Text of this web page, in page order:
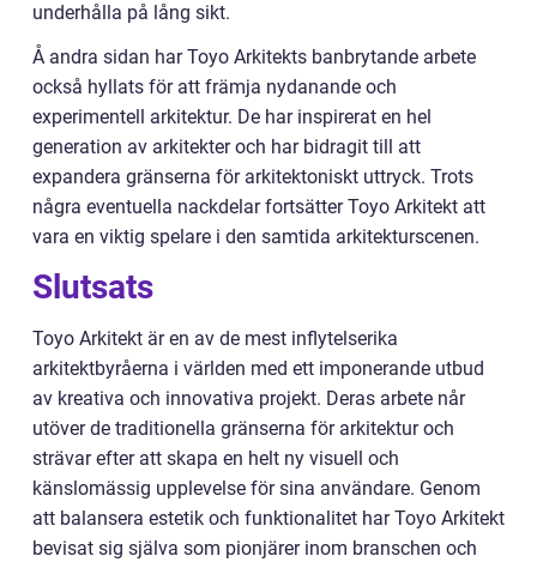
underhålla på lång sikt.
Å andra sidan har Toyo Arkitekts banbrytande arbete
också hyllats för att främja nydanande och
experimentell arkitektur. De har inspirerat en hel
generation av arkitekter och har bidragit till att
expandera gränserna för arkitektoniskt uttryck. Trots
några eventuella nackdelar fortsätter Toyo Arkitekt att
vara en viktig spelare i den samtida arkitekturscenen.
Slutsats
Toyo Arkitekt är en av de mest inflytelserika
arkitektbyråerna i världen med ett imponerande utbud
av kreativa och innovativa projekt. Deras arbete når
utöver de traditionella gränserna för arkitektur och
strävar efter att skapa en helt ny visuell och
känslomässig upplevelse för sina användare. Genom
att balansera estetik och funktionalitet har Toyo Arkitekt
bevisat sig själva som pionjärer inom branschen och